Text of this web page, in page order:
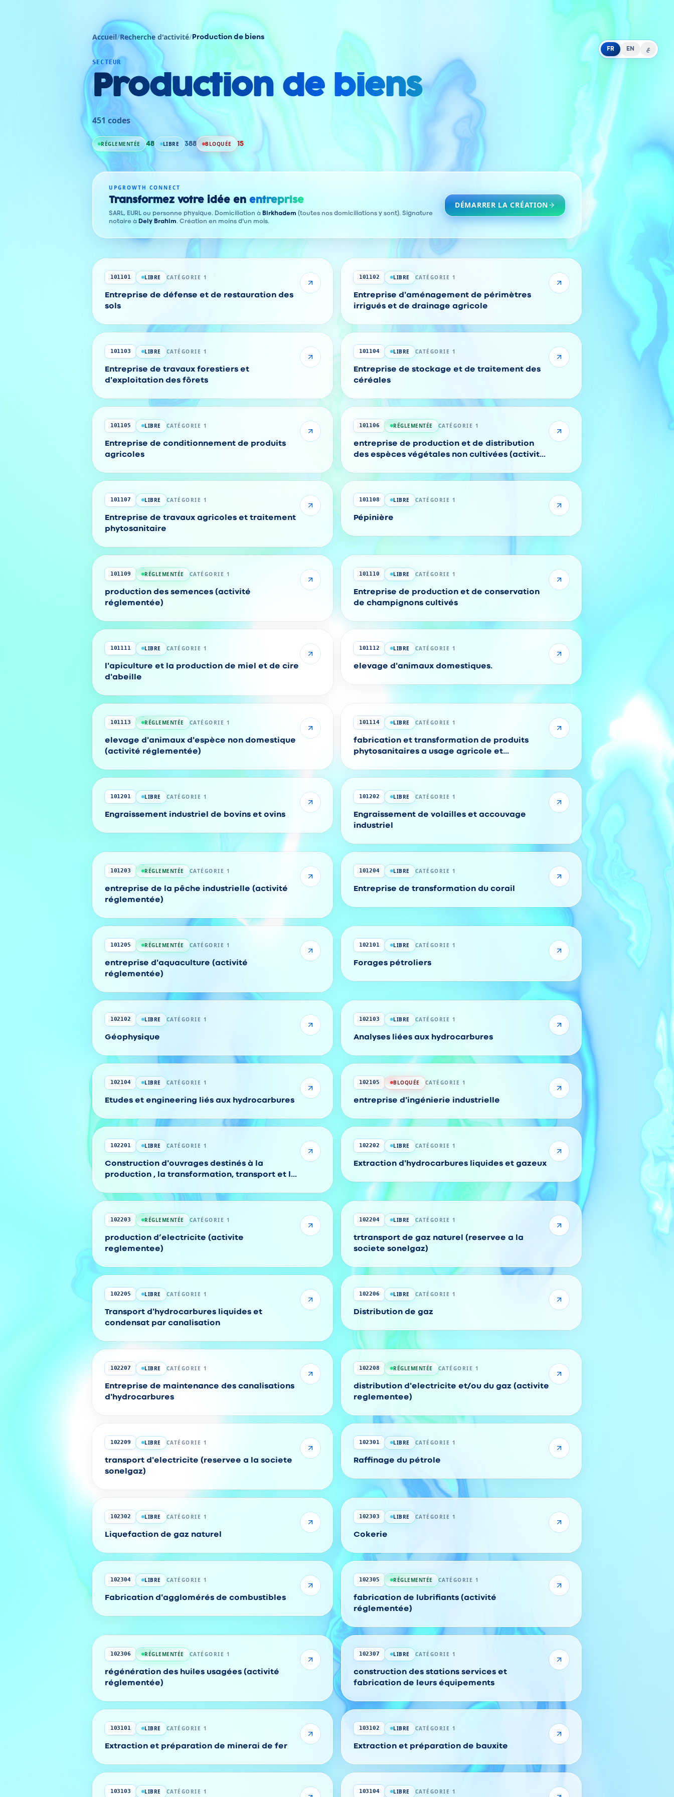
FR EN ع
Accueil/Recherche d'activité/ Production de biens
SECTEUR
Production de biens
451codes
RÉGLEMENTÉE 48 LIBRE 388 BLOQUÉE 15
UPGROWTH CONNECT
Transformez votre idée en entreprise
SARL, EURL ou personne physique. Domiciliation à Birkhadem (toutes nos domiciliations y sont). Signature
notaire à Dely Brahim . Création en moins d'un mois.
DÉMARRER LA CRÉATION
Codes
101101 LIBRE CATÉGORIE 1
Entreprise de défense et de restauration des
sols
101102 LIBRE CATÉGORIE 1
Entreprise d'aménagement de périmètres
irrigués et de drainage agricole
101103 LIBRE CATÉGORIE 1
Entreprise de travaux forestiers et
d'exploitation des fôrets
101104 LIBRE CATÉGORIE 1
Entreprise de stockage et de traitement des
céréales
101105 LIBRE CATÉGORIE 1
Entreprise de conditionnement de produits
agricoles
101106 RÉGLEMENTÉE CATÉGORIE 1
entreprise de production et de distribution
des espèces végétales non cultivées (activité
101107 LIBRE CATÉGORIE 1
Entreprise de travaux agricoles et traitement
phytosanitaire
101108 LIBRE CATÉGORIE 1
Pépinière
101109 RÉGLEMENTÉE CATÉGORIE 1
production des semences (activité
réglementée)
101110 LIBRE CATÉGORIE 1
Entreprise de production et de conservation
de champignons cultivés
101111 LIBRE CATÉGORIE 1
l'apiculture et la production de miel et de cire
d'abeille
101112 LIBRE CATÉGORIE 1
elevage d'animaux domestiques.
101113 RÉGLEMENTÉE CATÉGORIE 1
elevage d'animaux d'espèce non domestique
(activité réglementée)
101114 LIBRE CATÉGORIE 1
fabrication et transformation de produits
phytosanitaires a usage agricole et
101201 LIBRE CATÉGORIE 1
Engraissement industriel de bovins et ovins
101202 LIBRE CATÉGORIE 1
Engraissement de volailles et accouvage
industriel
101203 RÉGLEMENTÉE CATÉGORIE 1
entreprise de la pêche industrielle (activité
réglementée)
101204 LIBRE CATÉGORIE 1
Entreprise de transformation du corail
101205 RÉGLEMENTÉE CATÉGORIE 1
entreprise d'aquaculture (activité
réglementée)
102101 LIBRE CATÉGORIE 1
Forages pétroliers
102102 LIBRE CATÉGORIE 1
Géophysique
102103 LIBRE CATÉGORIE 1
Analyses liées aux hydrocarbures
102104 LIBRE CATÉGORIE 1
Etudes et engineering liés aux hydrocarbures
102105 BLOQUÉE CATÉGORIE 1
entreprise d'ingénierie industrielle
102201 LIBRE CATÉGORIE 1
Construction d'ouvrages destinés à la
production , la transformation, transport et la
102202 LIBRE CATÉGORIE 1
Extraction d'hydrocarbures liquides et gazeux
102203 RÉGLEMENTÉE CATÉGORIE 1
production d’electricite (activite
reglementee)
102204 LIBRE CATÉGORIE 1
trtransport de gaz naturel (reservee a la
societe sonelgaz)
102205 LIBRE CATÉGORIE 1
Transport d'hydrocarbures liquides et
condensat par canalisation
102206 LIBRE CATÉGORIE 1
Distribution de gaz
102207 LIBRE CATÉGORIE 1
Entreprise de maintenance des canalisations
d'hydrocarbures
102208 RÉGLEMENTÉE CATÉGORIE 1
distribution d'electricite et/ou du gaz (activite
reglementee)
102209 LIBRE CATÉGORIE 1
transport d'electricite (reservee a la societe
sonelgaz)
102301 LIBRE CATÉGORIE 1
Raffinage du pétrole
102302 LIBRE CATÉGORIE 1
Liquefaction de gaz naturel
102303 LIBRE CATÉGORIE 1
Cokerie
102304 LIBRE CATÉGORIE 1
Fabrication d'agglomérés de combustibles
102305 RÉGLEMENTÉE CATÉGORIE 1
fabrication de lubrifiants (activité
réglementée)
102306 RÉGLEMENTÉE CATÉGORIE 1
régénération des huiles usagées (activité
réglementée)
102307 LIBRE CATÉGORIE 1
construction des stations services et
fabrication de leurs équipements
103101 LIBRE CATÉGORIE 1
Extraction et préparation de minerai de fer
103102 LIBRE CATÉGORIE 1
Extraction et préparation de bauxite
103103 LIBRE CATÉGORIE 1 103104 LIBRE CATÉGORIE 1